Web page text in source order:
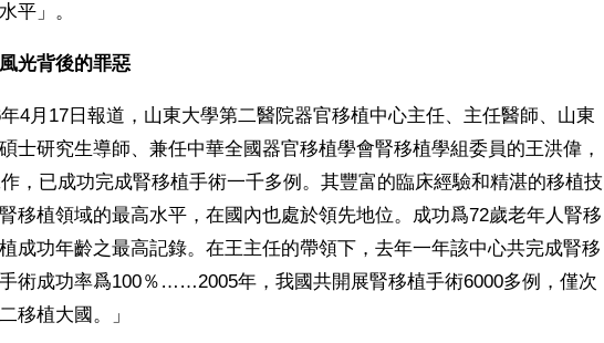
平」。
光背後的罪惡
年4月17日報道，山東大學第二醫院器官移植中心主任、主任醫師、山東
士研究生導師、兼任中華全國器官移植學會腎移植學組委員的王洪偉，
作，已成功完成腎移植手術一千多例。其豐富的臨床經驗和精湛的移植技
移植領域的最高水平，在國內也處於領先地位。成功爲72歲老年人腎移
成功年齡之最高記錄。在王主任的帶領下，去年一年該中心共完成腎移
術成功率爲100％……2005年，我國共開展腎移植手術6000多例，僅次
移植大國。」